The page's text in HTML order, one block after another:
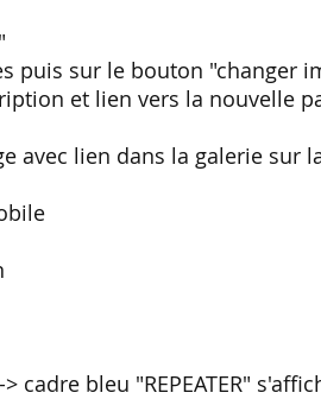
sur le bouton "changer
et lien vers la nouvelle
avec lien dans la galerie sur
bleu "REPEATER"